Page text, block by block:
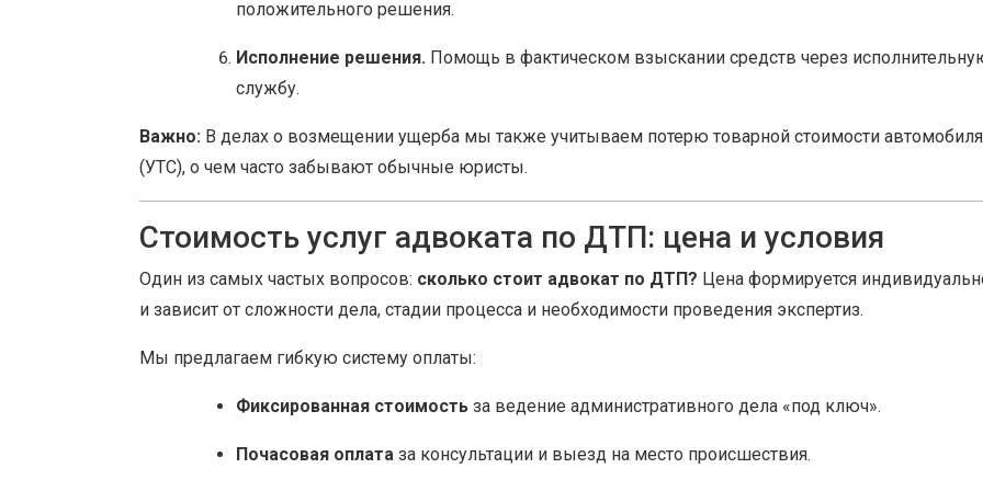
положительного решения.
Исполнение решения. Помощь в фактическом взыскании средств через
службу.
Важно: В делах о возмещении ущерба мы также учитываем потерю товарной стоимости автомобиля
(УТС), о чем часто забывают обычные юристы.
Стоимость услуг адвоката по ДТП: цена и условия
Один из самых частых вопросов: сколько стоит адвокат по ДТП? Цена формируется
и зависит от сложности дела, стадии процесса и необходимости проведения экспертиз.
Мы предлагаем гибкую систему оплаты:
Фиксированная стоимость за ведение административного дела «под ключ».
Почасовая оплата за консультации и выезд на место происшествия.